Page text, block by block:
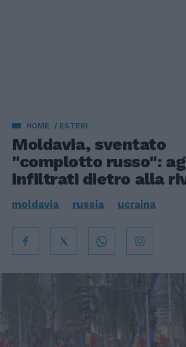
HOME ESTERI
Moldavia, sventato
"complotto russo":
infiltrati dietro alla
moldavia russia ucraina